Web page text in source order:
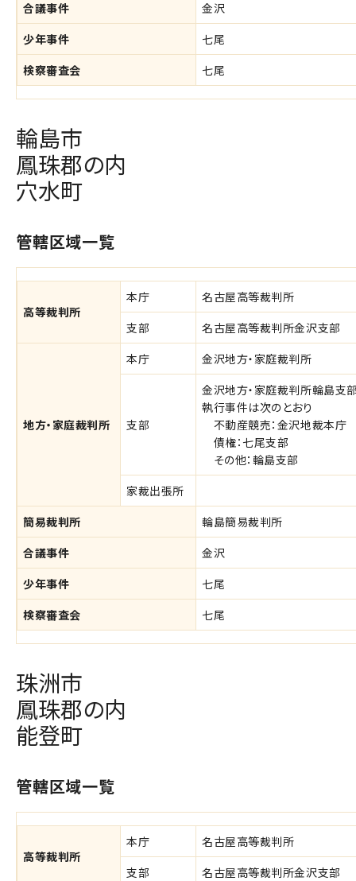
合議事件
金沢
少年事件
七尾
検察審査会
七尾
輪島市
鳳珠郡の内
穴水町
管轄区域一覧
高等裁判所
本庁
名古屋高等裁判所
支部
名古屋高等裁判所金沢支部
地方・家庭裁判所
本庁 金沢地方・家庭裁判所
支部
金沢地方・家庭裁判所輪島支
執行事件は次のとおり
不動産競売：金沢地裁本庁
債権：七尾支部
その他：輪島支部
家裁出張所
簡易裁判所
輪島簡易裁判所
合議事件
金沢
少年事件
七尾
検察審査会
七尾
珠洲市
鳳珠郡の内
能登町
管轄区域一覧
高等裁判所
本庁
名古屋高等裁判所
支部
名古屋高等裁判所金沢支部